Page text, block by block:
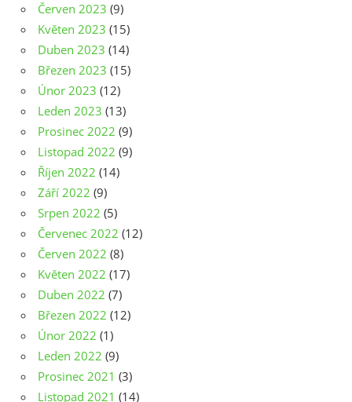
Červen 2023 (9)
Květen 2023 (15)
Duben 2023 (14)
Březen 2023 (15)
Únor 2023 (12)
Leden 2023 (13)
Prosinec 2022 (9)
Listopad 2022 (9)
Říjen 2022 (14)
Září 2022 (9)
Srpen 2022 (5)
Červenec 2022 (12)
Červen 2022 (8)
Květen 2022 (17)
Duben 2022 (7)
Březen 2022 (12)
Únor 2022 (1)
Leden 2022 (9)
Prosinec 2021 (3)
Listopad 2021 (14)